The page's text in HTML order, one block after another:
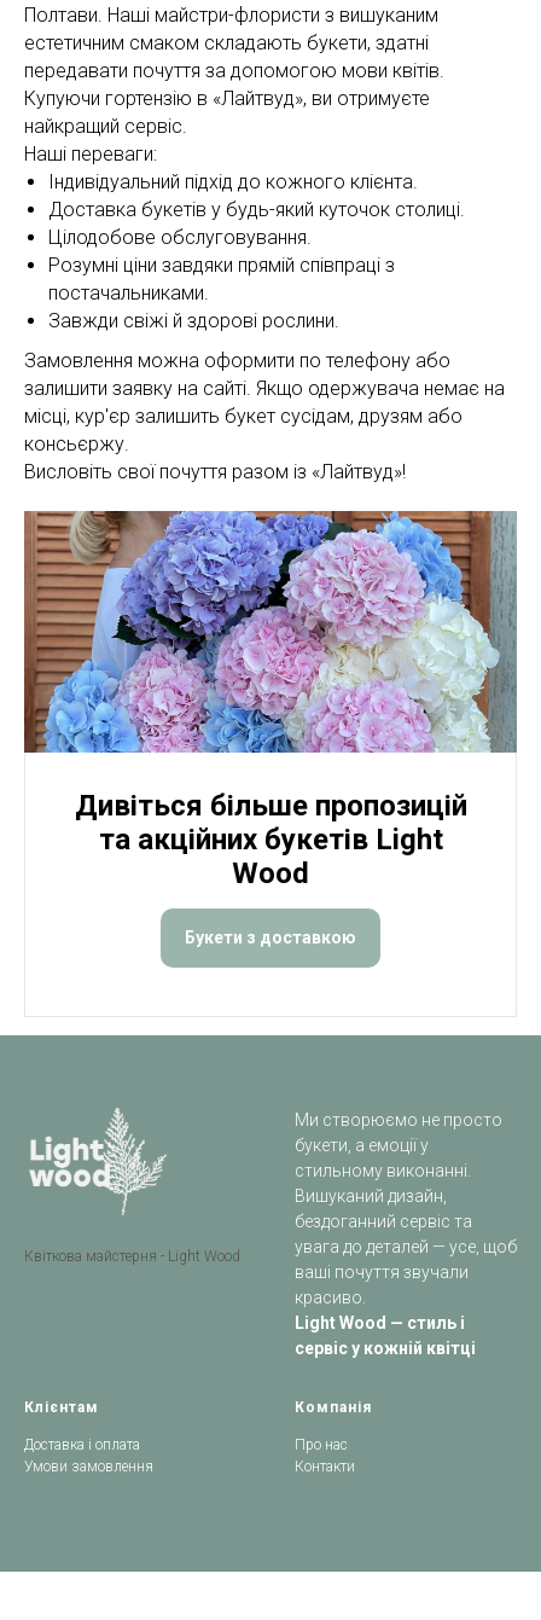
Полтави. Наші майстри-флористи з вишуканим
естетичним смаком складають букети, здатні
передавати почуття за допомогою мови квітів.
Купуючи гортензію в «Лайтвуд», ви отримуєте
найкращий сервіс.
Наші переваги:
Індивідуальний підхід до кожного клієнта.
Доставка букетів у будь-який куточок столиці.
Цілодобове обслуговування.
Розумні ціни завдяки прямій співпраці з
постачальниками.
Завжди свіжі й здорові рослини.
Замовлення можна оформити по телефону або
залишити заявку на сайті. Якщо одержувача немає на
місці, кур'єр залишить букет сусідам, друзям або
консьєржу.
Висловіть свої почуття разом із «Лайтвуд»!
Дивіться більше пропозицій
та акційних букетів Light
Wood
Букети з доставкою
Квіткова майстерня - Light Wood
Ми створюємо не просто
букети, а емоції у
стильному виконанні.
Вишуканий дизайн,
бездоганний сервіс та
увага до деталей — усе, щоб
ваші почуття звучали
красиво.
Light Wood — стиль і
сервіс у кожній квітці
Клієнтам
Доставка і оплата
Умови замовлення
Компанія
Про нас
Контакти